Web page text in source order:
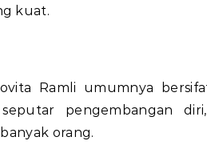
kuat.
Ramli umumnya
pengembangan
orang.